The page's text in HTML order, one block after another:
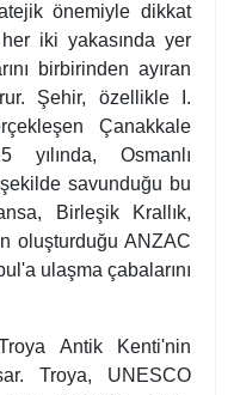
önemiyle dikkat
iki yakasında yer
birbirinden ayıran
Şehir, özellikle I.
Çanakkale
yılında, Osmanlı
şekilde savunduğu bu
Birleşik Krallık,
oluşturduğu ANZAC
ulaşma çabalarını
Antik Kenti'nin
Troya, UNESCO